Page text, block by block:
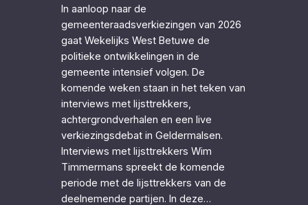
In aanloop naar de
gemeenteraadsverkiezingen van 2026
gaat Wekelijks West Betuwe de
politieke ontwikkelingen in de
gemeente intensief volgen. De
komende weken staan in het teken van
interviews met lijsttrekkers,
achtergrondverhalen en een live
verkiezingsdebat in Geldermalsen.
Interviews met lijsttrekkers Wim
Timmermans spreekt de komende
periode met de lijsttrekkers van de
deelnemende partijen. In deze…